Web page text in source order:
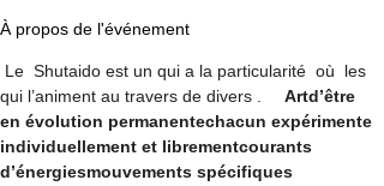
À propos de l'événement
Le  Shutaido est un qui a la particularité où
les
qui l’animent au travers de divers . Artd’être
en évolution permanentechacun expérimente
individuellement et librementcourants
d’énergiesmouvements spécifiques